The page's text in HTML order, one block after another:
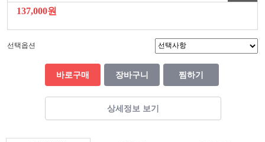
137,000원
선택옵션
바로구매 장바구니 찜하기
상세정보 보기